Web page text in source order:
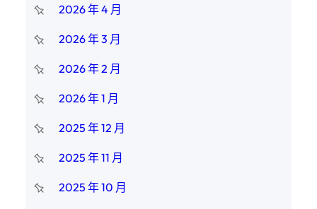
2026 年 4 月
2026 年 3 月
2026 年 2 月
2026 年 1 月
2025 年 12 月
2025 年 11 月
2025 年 10 月